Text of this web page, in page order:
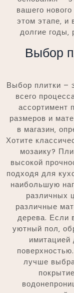
вашего
этом этапе‚
долгие
Выбор
Выбор плитки –
всего
ассортимент
размеров и
в магазин‚
Хотите
мозаику?
высокой
подходя для
наибольшую
различных
различные
дерева. Если
уютный пол‚
имитацией
лучше